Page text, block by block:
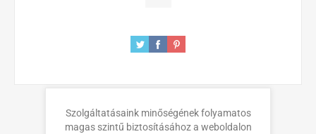
Szolgáltatásaink minőségének folyamatos
magas szintű biztosításához a weboldalon